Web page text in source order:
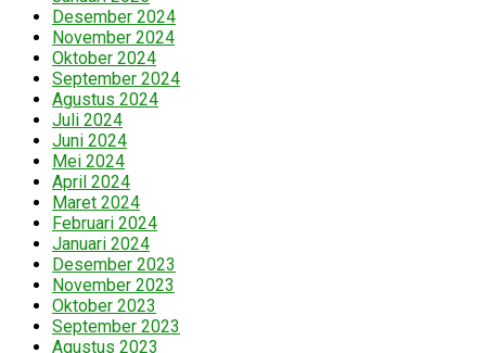
Desember 2024
November 2024
Oktober 2024
September 2024
Agustus 2024
Juli 2024
Juni 2024
Mei 2024
April 2024
Maret 2024
Februari 2024
Januari 2024
Desember 2023
November 2023
Oktober 2023
September 2023
Agustus 2023